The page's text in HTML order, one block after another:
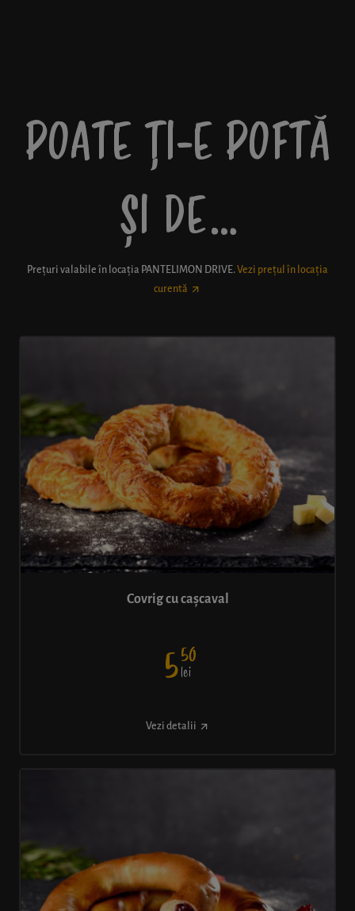
POATE ȚI-E POFTĂ
ȘI DE…
Prețuri valabile în locația PANTELIMON DRIVE. Vezi prețul în locația
curentă
Covrig cu cașcaval
550
lei
Vezi detalii